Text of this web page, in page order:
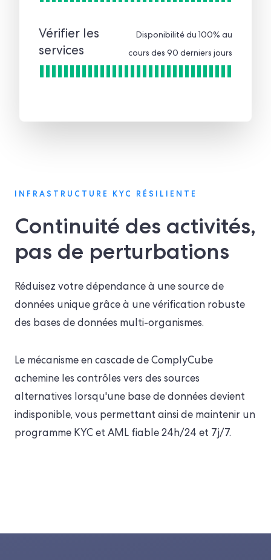
INFRASTRUCTURE KYC RÉSILIENTE
Continuité des activités,
pas de perturbations
Réduisez votre dépendance à une source de
données unique grâce à une vérification robuste
des bases de données multi-organismes.
Le mécanisme en cascade de ComplyCube
achemine les contrôles vers des sources
alternatives lorsqu'une base de données devient
indisponible, vous permettant ainsi de maintenir un
programme KYC et AML fiable 24h/24 et 7j/7.
Vérifier les
services
Disponibilité du 100% au
cours des 90 derniers jours